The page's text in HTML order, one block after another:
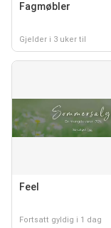
Fagmøbler
Gjelder i 3 uker til
Feel
Fortsatt gyldig i 1 dag